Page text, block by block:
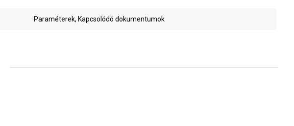
Paraméterek, Kapcsolódó dokumentumok